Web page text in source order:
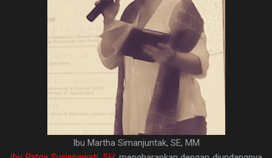
Ibu Martha Simanjuntak, SE, MM